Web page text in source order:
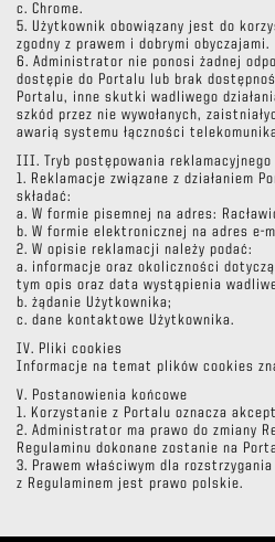
c. Chrome.
5. Użytkownik obowiązany jest do
zgodny z prawem i dobrymi obyczajami.
6. Administrator nie ponosi żadnej
dostępie do Portalu lub brak
Portalu, inne skutki wadliwego
szkód przez nie wywołanych,
awarią systemu łączności
III. Tryb postępowania reklamacyjnego
1. Reklamacje związane z działaniem
składać:
a. W formie pisemnej na adres:
b. W formie elektronicznej na adres e-
2. W opisie reklamacji należy podać:
a. informacje oraz okoliczności
tym opis oraz data wystąpienia
b. żądanie Użytkownika;
c. dane kontaktowe Użytkownika.
IV. Pliki cookies
Informacje na temat plików cookies
V. Postanowienia końcowe
1. Korzystanie z Portalu oznacza
2. Administrator ma prawo do zmiany
Regulaminu dokonane zostanie na
3. Prawem właściwym dla
z Regulaminem jest prawo polskie.